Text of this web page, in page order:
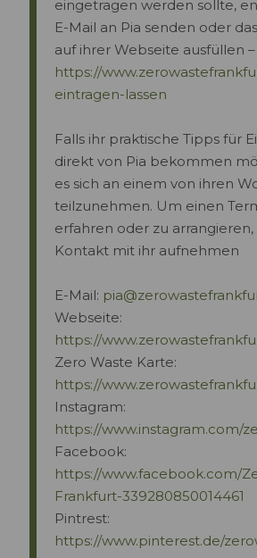
eingetragen werden sollte,
E-Mail an Pia senden oder
auf ihrer Webseite ausfüllen –
https://
eintragen-lassen
Falls ihr praktische Tipps für
direkt von Pia bekommen
es sich an einem von ihren
teilzunehmen. Um einen
erfahren oder zu arrangieren,
Kontakt mit ihr aufnehmen
E-Mail:
Webseite:
https://
Zero Waste Karte:
https://
Instagram:
https://www.instagram.com/
Facebook:
https://www.facebook.com/
Frankfurt-339280850014461
Pintrest:
https://www.pinterest.de/